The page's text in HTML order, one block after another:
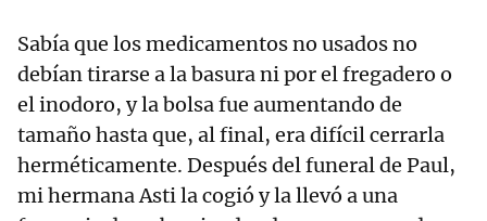
Sabía que los medicamentos no usados no
debían tirarse a la basura ni por el fregadero o
el inodoro, y la bolsa fue aumentando de
tamaño hasta que, al final, era difícil cerrarla
herméticamente. Después del funeral de Paul,
mi hermana Asti la cogió y la llevó a una